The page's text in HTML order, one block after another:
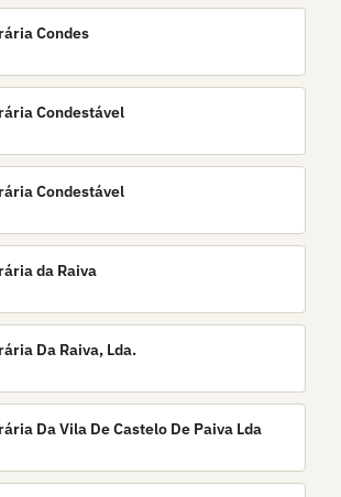
Condes
Condestável
Condestável
da Raiva
Da Raiva, Lda.
Da Vila De Castelo De Paiva Lda